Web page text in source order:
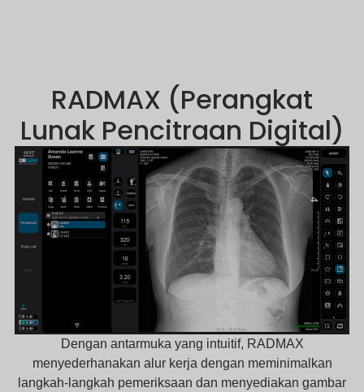
RADMAX (Perangkat
Lunak Pencitraan Digital)
Dengan antarmuka yang intuitif, RADMAX
menyederhanakan alur kerja dengan meminimalkan
langkah-langkah pemeriksaan dan menyediakan gambar